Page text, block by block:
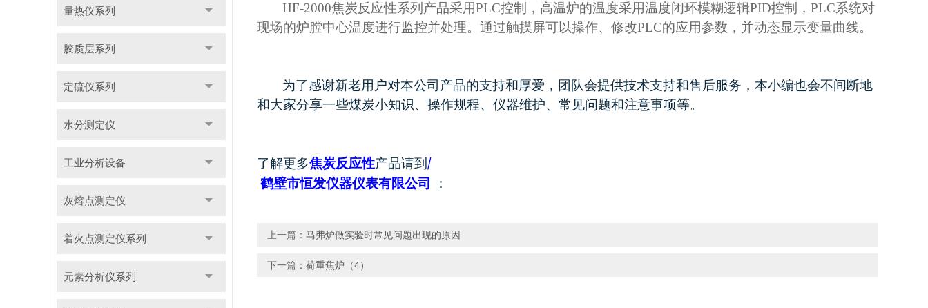
量热仪系列
胶质层系列
定硫仪系列
水分测定仪
工业分析设备
灰熔点测定仪
着火点测定仪系列
元素分析仪系列
HF-2000焦炭反应性系列产品采用PLC控制，高温炉的温度采用温度闭环模糊逻辑PID控制，PLC系统对
现场的炉膛中心温度进行监控并处理。通过触摸屏可以操作、修改PLC的应用参数，并动态显示变量曲线。
为了感谢新老用户对本公司产品的支持和厚爱，团队会提供技术支持和售后服务，本小编也会不间断地
和大家分享一些煤炭小知识、操作规程、仪器维护、常见问题和注意事项等。
了解更多焦炭反应性产品请到 /
鹤壁市恒发仪器仪表有限公司 ：
上一篇： 马弗炉做实验时常见问题出现的原因
下一篇： 荷重焦炉（4）